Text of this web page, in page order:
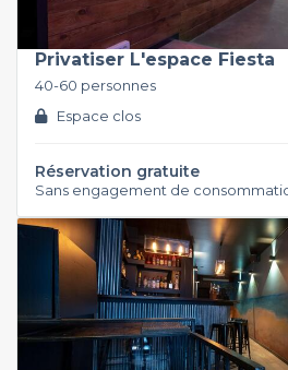
Privatiser L'espace Fiesta
40-60 personnes
Espace clos
Réservation gratuite
Sans engagement de